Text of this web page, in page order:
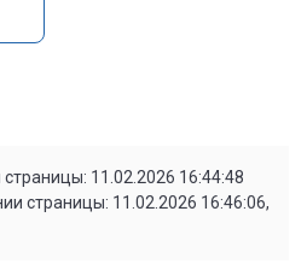
11.02.2026 16:44:48
страницы: 11.02.2026 16:46:06,